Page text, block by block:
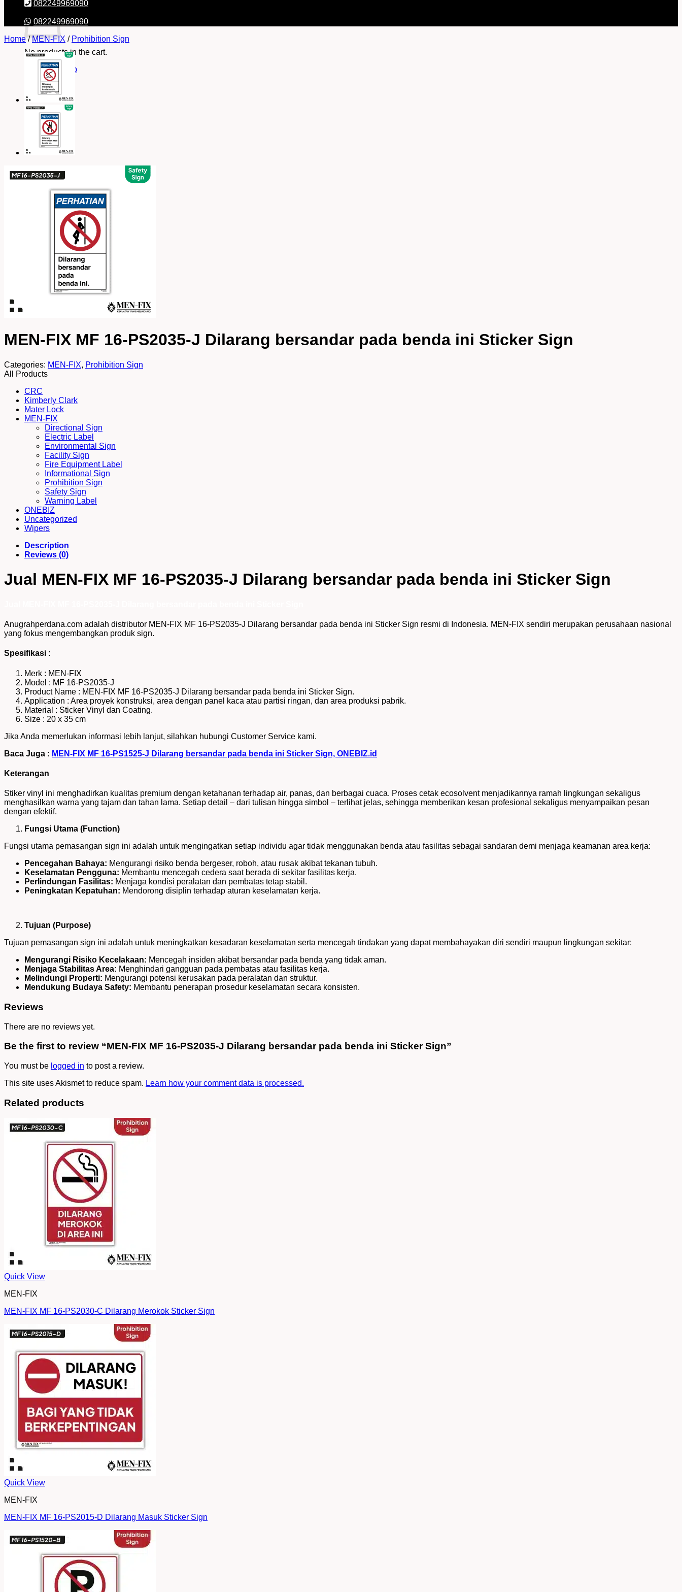
No products in the cart.
Return to shop
082249969090
082249969090
Home / MEN-FIX / Prohibition Sign
MEN-FIX MF 16-PS2035-J Dilarang bersandar pada benda ini Sticker Sign
Categories: MEN-FIX, Prohibition Sign
All Products
CRC
Kimberly Clark
Mater Lock
MEN-FIX
Directional Sign
Electric Label
Environmental Sign
Facility Sign
Fire Equipment Label
Informational Sign
Prohibition Sign
Safety Sign
Warning Label
ONEBIZ
Uncategorized
Wipers
Description
Reviews (0)
Jual MEN-FIX MF 16-PS2035-J Dilarang bersandar pada benda ini Sticker Sign
Anugrahperdana.com adalah distributor MEN-FIX MF 16-PS2035-J Dilarang bersandar pada benda ini Sticker Sign resmi di Indonesia. MEN-FIX sendiri merupakan perusahaan nasional
yang fokus mengembangkan produk sign.
Spesifikasi :
Merk : MEN-FIX
Model : MF 16-PS2035-J
Product Name : MEN-FIX MF 16-PS2035-J Dilarang bersandar pada benda ini Sticker Sign.
Application : Area proyek konstruksi, area dengan panel kaca atau partisi ringan, dan area produksi pabrik.
Material : Sticker Vinyl dan Coating.
Size : 20 x 35 cm
Jika Anda memerlukan informasi lebih lanjut, silahkan hubungi Customer Service kami.
Baca Juga : MEN-FIX MF 16-PS1525-J Dilarang bersandar pada benda ini Sticker Sign, ONEBIZ.id
Keterangan
Stiker vinyl ini menghadirkan kualitas premium dengan ketahanan terhadap air, panas, dan berbagai cuaca. Proses cetak ecosolvent menjadikannya ramah lingkungan sekaligus
menghasilkan warna yang tajam dan tahan lama. Setiap detail – dari tulisan hingga simbol – terlihat jelas, sehingga memberikan kesan profesional sekaligus menyampaikan pesan
dengan efektif.
Fungsi Utama (Function)
Fungsi utama pemasangan sign ini adalah untuk mengingatkan setiap individu agar tidak menggunakan benda atau fasilitas sebagai sandaran demi menjaga keamanan area kerja:
Pencegahan Bahaya: Mengurangi risiko benda bergeser, roboh, atau rusak akibat tekanan tubuh.
Keselamatan Pengguna: Membantu mencegah cedera saat berada di sekitar fasilitas kerja.
Perlindungan Fasilitas: Menjaga kondisi peralatan dan pembatas tetap stabil.
Peningkatan Kepatuhan: Mendorong disiplin terhadap aturan keselamatan kerja.
Tujuan (Purpose)
Tujuan pemasangan sign ini adalah untuk meningkatkan kesadaran keselamatan serta mencegah tindakan yang dapat membahayakan diri sendiri maupun lingkungan sekitar:
Mengurangi Risiko Kecelakaan: Mencegah insiden akibat bersandar pada benda yang tidak aman.
Menjaga Stabilitas Area: Menghindari gangguan pada pembatas atau fasilitas kerja.
Melindungi Properti: Mengurangi potensi kerusakan pada peralatan dan struktur.
Mendukung Budaya Safety: Membantu penerapan prosedur keselamatan secara konsisten.
Reviews
There are no reviews yet.
Be the first to review “MEN-FIX MF 16-PS2035-J Dilarang bersandar pada benda ini Sticker Sign”
You must be logged in to post a review.
This site uses Akismet to reduce spam. Learn how your comment data is processed.
Related products
Quick View
MEN-FIX
MEN-FIX MF 16-PS2030-C Dilarang Merokok Sticker Sign
Quick View
MEN-FIX
MEN-FIX MF 16-PS2015-D Dilarang Masuk Sticker Sign